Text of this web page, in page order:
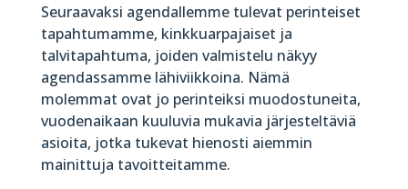
Seuraavaksi agendallemme tulevat perinteiset
tapahtumamme, kinkkuarpajaiset ja
talvitapahtuma, joiden valmistelu näkyy
agendassamme lähiviikkoina. Nämä
molemmat ovat jo perinteiksi muodostuneita,
vuodenaikaan kuuluvia mukavia järjesteltäviä
asioita, jotka tukevat hienosti aiemmin
mainittuja tavoitteitamme.